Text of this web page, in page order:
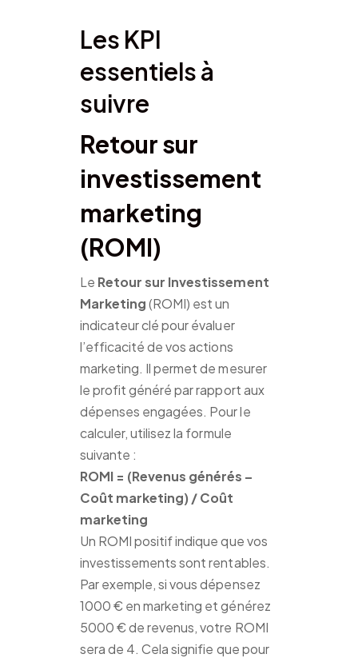
Les KPI
essentiels à
suivre
Retour sur
investissement
marketing
(ROMI)
Le Retour sur Investissement
Marketing(ROMI) est un
indicateur clé pour évaluer
l’efficacité de vos actions
marketing. Il permet de mesurer
le profit généré par rapport aux
dépenses engagées. Pour le
calculer, utilisez la formule
suivante :
ROMI = (Revenus générés –
Coût marketing) / Coût
marketing
Un ROMI positif indique que vos
investissements sont rentables.
Par exemple, si vous dépensez
1000 € en marketing et générez
5000 € de revenus, votre ROMI
sera de 4. Cela signifie que pour